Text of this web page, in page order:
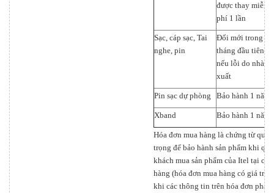
được thay miễn
phí 1 lần
Sạc, cáp sạc, Tai
nghe, pin
Đổi mới trong 3
tháng đầu tiên
nếu lỗi do nhà
xuất
Pin sạc dự phòng Bảo hành 1 năm
Xband Bảo hành 1 năm
Hóa đơn mua hàng là chứng từ quan
trọng để bảo hành sản phẩm khi quý
khách mua sản phẩm của Itel tại cửa
hàng (hóa đơn mua hàng có giá trị
khi các thông tin trên hóa đơn phải